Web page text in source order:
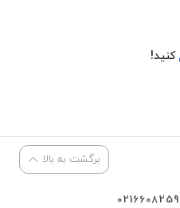
کنید!
برگشت به بالا